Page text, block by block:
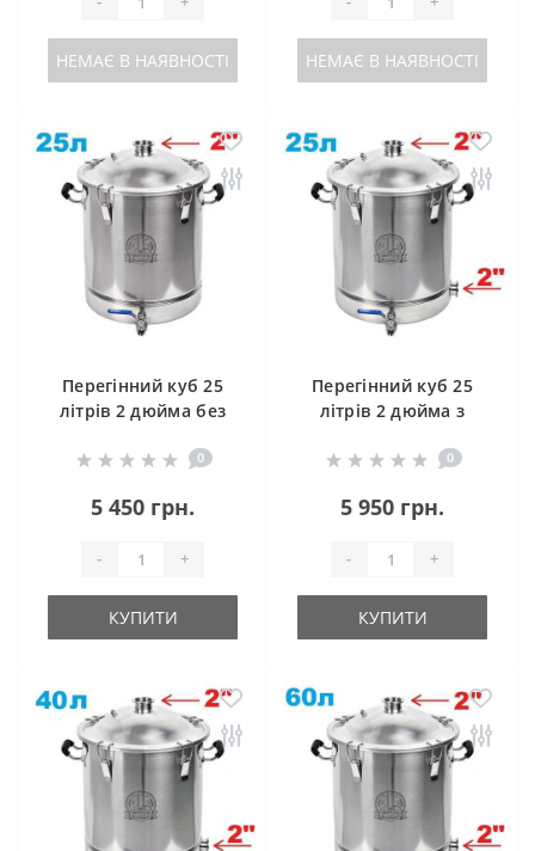
НЕМАЄ В НАЯВНОСТІ НЕМАЄ В НАЯВНОСТІ
Перегінний куб 25
літрів 2 дюйма без
0
5 450 грн.
- +
КУПИТИ
Перегінний куб 25
літрів 2 дюйма з
0
5 950 грн.
- +
КУПИТИ